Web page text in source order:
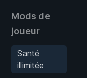
Mods de
joueur
Santé
illimitée